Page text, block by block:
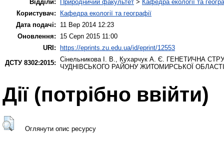
Відділи:
Природничий факультет > Кафедра екології та
Користувач:
Кафедра екології та географії
Дата подачі:
11 Вер 2014 12:23
Оновлення:
15 Серп 2015 11:00
URI:
https://eprints.zu.edu.ua/id/eprint/12553
ДСТУ 8302:2015: Сінельникова І. В., Кухарчук А. Є. ГЕНЕТИЧНА
ЧУДНІВСЬКОГО РАЙОНУ ЖИТОМИРСЬКОЇ
Дії ​​(потрібно ввійти)
Оглянути опис ресурсу